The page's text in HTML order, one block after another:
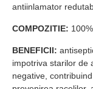
antiinlamator
COMPOZITIE:
BENEFICII:
impotriva starilor de
negative,